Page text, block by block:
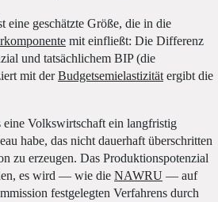
eine geschätzte Größe, die in die
mit einfließt: Die Differenz
und tatsächlichem BIP (die
mit derBudgetsemielastizitätergibt die
eine Volkswirtschaft ein langfristig
habe, das nicht dauerhaft überschritten
zu erzeugen. Das Produktionspotenzial
es wird — wie die NAWRU — auf
festgelegten Verfahrens durch